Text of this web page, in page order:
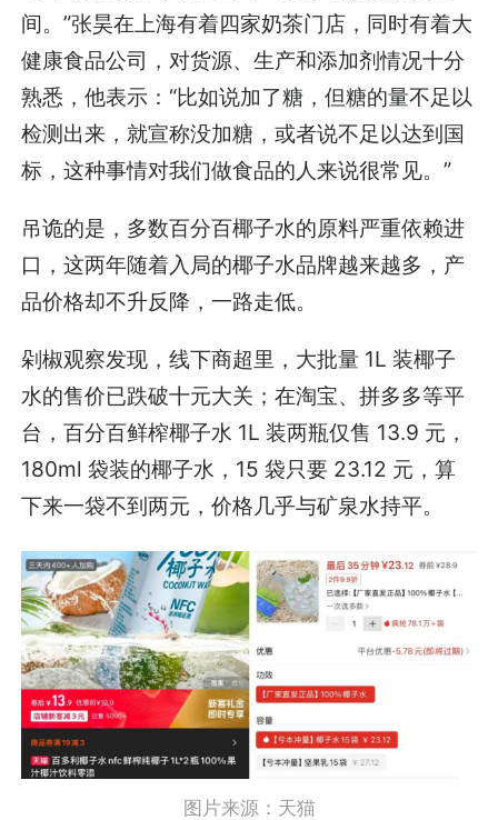
间。”张昊在上海有着四家奶茶门店，同时有着大
健康食品公司，对货源、生产和添加剂情况十分
熟悉，他表示：“比如说加了糖，但糖的量不足以
检测出来，就宣称没加糖，或者说不足以达到国
标，这种事情对我们做食品的人来说很常见。”
吊诡的是，多数百分百椰子水的原料严重依赖进
口，这两年随着入局的椰子水品牌越来越多，产
品价格却不升反降，一路走低。
剁椒观察发现，线下商超里，大批量 1L 装椰子
水的售价已跌破十元大关；在淘宝、拼多多等平
台，百分百鲜榨椰子水 1L 装两瓶仅售 13.9 元，
180ml 袋装的椰子水，15 袋只要 23.12 元，算
下来一袋不到两元，价格几乎与矿泉水持平。
图片来源：天猫